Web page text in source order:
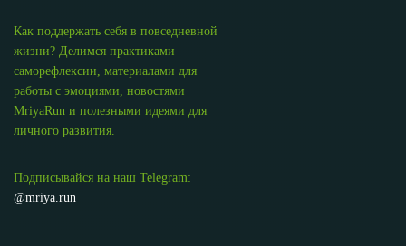
Как поддержать себя в повседневной
жизни? Делимся практиками
саморефлексии, материалами для
работы с эмоциями, новостями
MriyaRun и полезными идеями для
личного развития.
Подписывайся на наш Telegram:
@mriya.run